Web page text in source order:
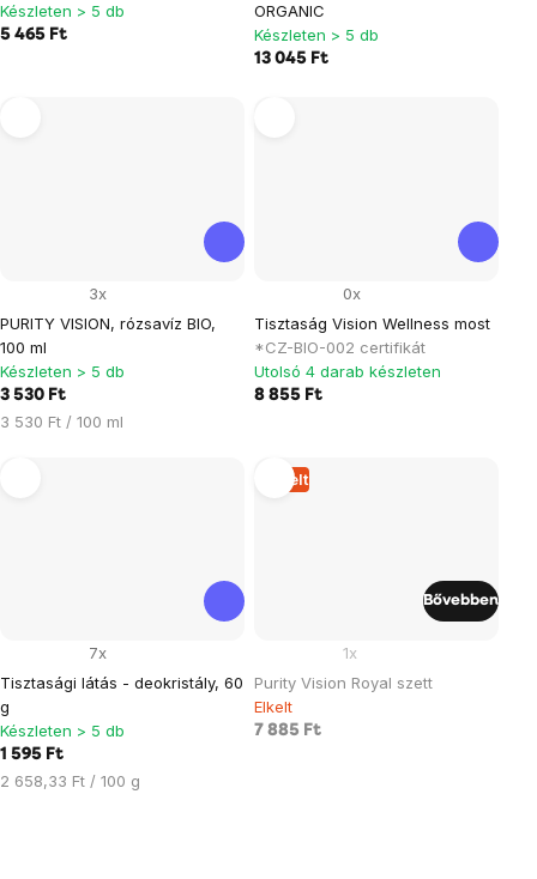
Készleten > 5 db
5 465 Ft
ORGANIC
Készleten > 5 db
13 045 Ft
PURITY VISION, rózsavíz BIO,
100 ml
3x
Készleten > 5 db
3 530 Ft
Egységár:
3 530 Ft / 100 ml
Tisztaság Vision Wellness most
*CZ-BIO-002 certifikát
0x
Utolsó 4 darab készleten
8 855 Ft
Tisztasági látás - deokristály, 60
g
7x
Készleten > 5 db
1 595 Ft
Egységár:
2 658,33 Ft / 100 g
Elkelt
Purity Vision Royal szett
1x
Elkelt
7 885 Ft
Bővebben